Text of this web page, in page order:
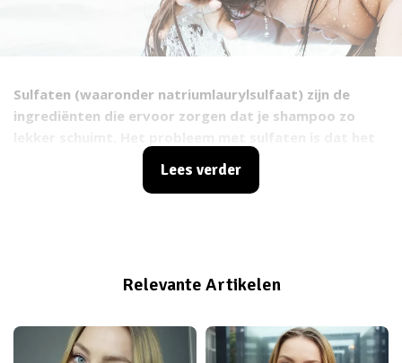
Sulfaten (waaronder natriumlaurylsulfaat) zijn de
ingrediënten die ervoor zorgen dat je shampoo zo
behoorlijk agressieve chemicaliën zijn die alle
natuurlijke oliën verwijderen. Dat leidt tot veel te
vervaagd. Herken je jezelf in deze klachten? Dan is het
op een sulfaatvrije shampoo. Wij hebben de beste
sulfaatvrije shampoos van dit moment voor je op een
Lees verder
Relevante Artikelen